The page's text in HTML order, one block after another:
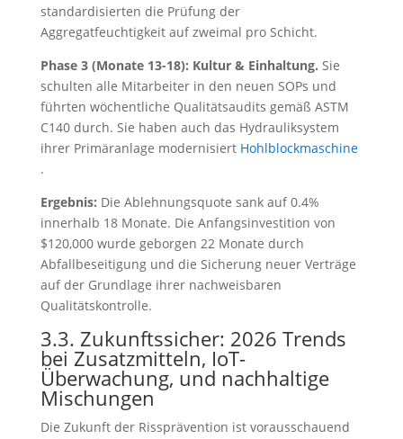
standardisierten die Prüfung der
Aggregatfeuchtigkeit auf zweimal pro Schicht.
Phase 3 (Monate 13-18): Kultur & Einhaltung. Sie
schulten alle Mitarbeiter in den neuen SOPs und
führten wöchentliche Qualitätsaudits gemäß ASTM
C140 durch. Sie haben auch das Hydrauliksystem
ihrer Primäranlage modernisiert Hohlblockmaschine
.
Ergebnis: Die Ablehnungsquote sank auf 0.4%
innerhalb 18 Monate. Die Anfangsinvestition von
$120,000 wurde geborgen 22 Monate durch
Abfallbeseitigung und die Sicherung neuer Verträge
auf der Grundlage ihrer nachweisbaren
Qualitätskontrolle.
3.3. Zukunftssicher: 2026 Trends
bei Zusatzmitteln, IoT-
Überwachung, und nachhaltige
Mischungen
Die Zukunft der Rissprävention ist vorausschauend